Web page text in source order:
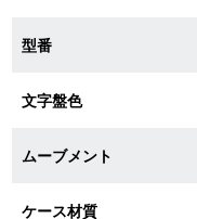
店舗受け取りサービス
店舗取り寄せサービス
型番
文字盤色
ムーブメント
ケース材質